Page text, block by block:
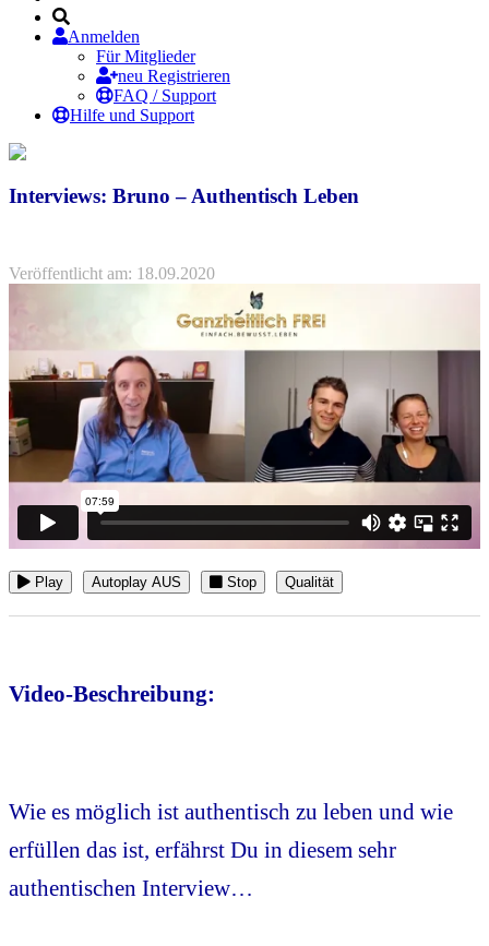
Anmelden
Für Mitglieder
neu Registrieren
FAQ / Support
Hilfe und Support
Interviews: Bruno – Authentisch Leben
Veröffentlicht am: 18.09.2020
https://brunowuertenberger.com/interviews/bruno-
selbstliebe/
Play Autoplay AUS Stop Qualität
Video-Beschreibung:
Wie es möglich ist authentisch zu leben und wie
erfüllen das ist, erfährst Du in diesem sehr
authentischen Interview…